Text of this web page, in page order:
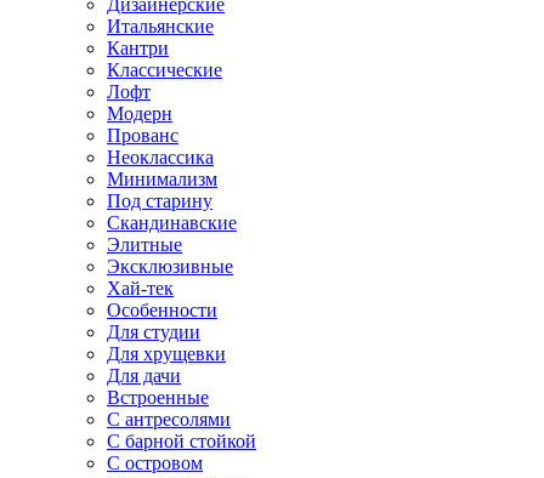
Дизайнерские
Итальянские
Кантри
Классические
Лофт
Модерн
Прованс
Неоклассика
Минимализм
Под старину
Скандинавские
Элитные
Эксклюзивные
Хай-тек
Особенности
Для студии
Для хрущевки
Для дачи
Встроенные
С антресолями
С барной стойкой
С островом